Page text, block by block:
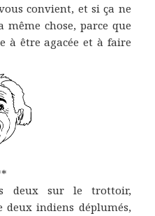
convient, et si ça ne
même chose, parce que
à être agacée et à faire
deux sur le trottoir,
deux indiens déplumés,